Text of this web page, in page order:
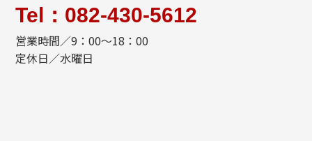
Tel：082-430-5612
営業時間／9：00～18：00
定休日／水曜日